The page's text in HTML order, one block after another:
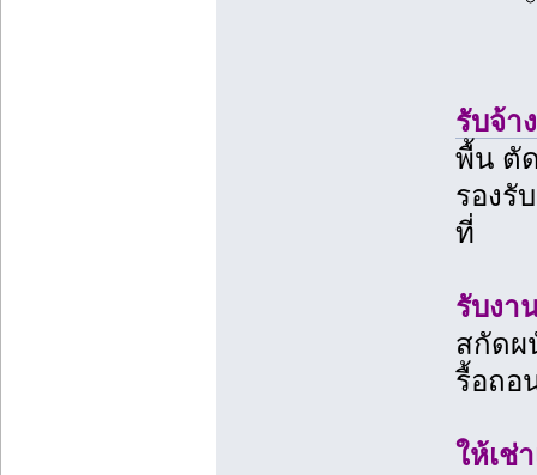
รับจ้า
พื้น ตั
รองรั
ที่
รับงา
สกัดผ
รื้อถอ
ให้เช่